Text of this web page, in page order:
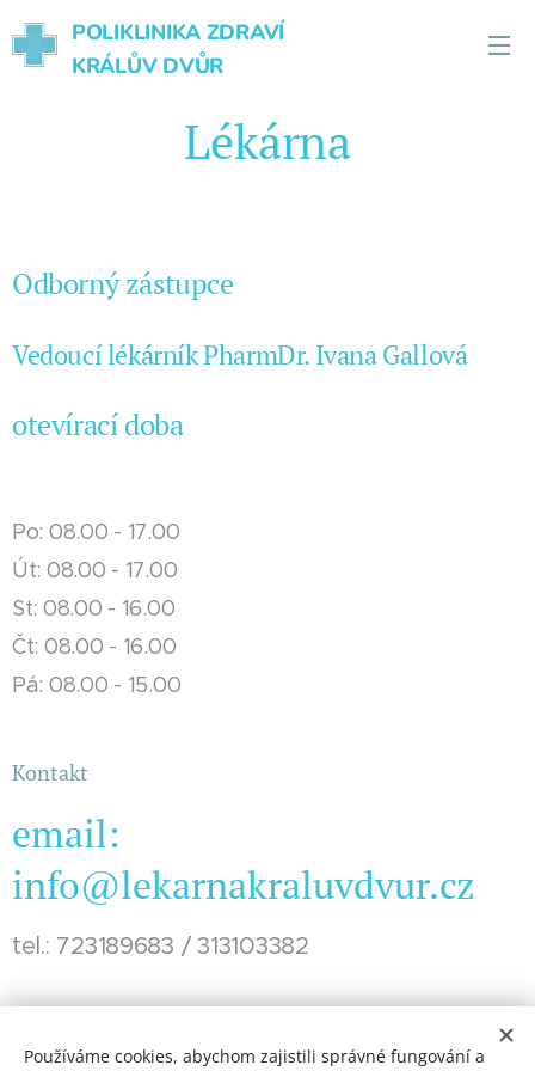
POLIKLINIKA ZDRAVÍ
KRÁLŮV DVŮR
Lékárna
Odborný zástupce
Vedoucí lékárník PharmDr. Ivana Gallová
otevírací doba
Po: 08.00 - 17.00
Út: 08.00 - 17.00
St: 08.00 - 16.00
Čt: 08.00 - 16.00
Pá: 08.00 - 15.00
Kontakt
email:
info@lekarnakraluvdvur.cz
tel.: 723189683 / 313103382
Používáme cookies, abychom zajistili správné fungování a